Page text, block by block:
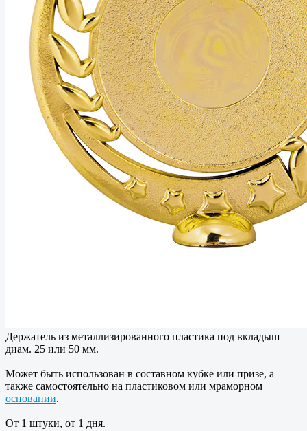
Держатель из металлизированного пластика под вкладыш
диам. 25 или 50 мм.
Может быть использован в составном кубке или призе, а
также самостоятельно на пластиковом или мраморном
основании.
От 1 штуки, от 1 дня.